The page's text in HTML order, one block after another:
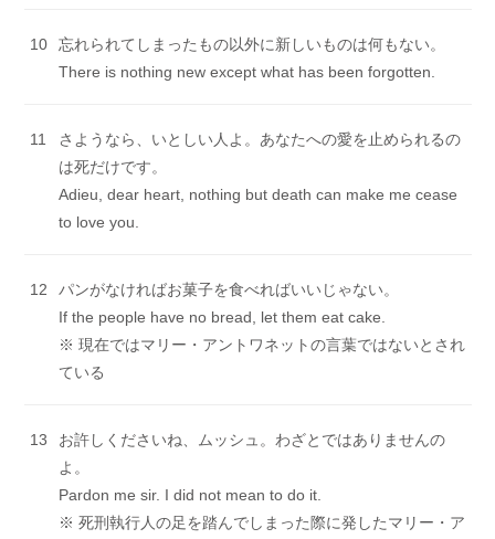
10
忘れられてしまったもの以外に新しいものは何もない。
There is nothing new except what has been forgotten.
11
さようなら、いとしい人よ。あなたへの愛を止められるの
は死だけです。
Adieu, dear heart, nothing but death can make me cease
to love you.
12
パンがなければお菓子を食べればいいじゃない。
If the people have no bread, let them eat cake.
※ 現在ではマリー・アントワネットの言葉ではないとされ
ている
13
お許しくださいね、ムッシュ。わざとではありませんの
よ。
Pardon me sir. I did not mean to do it.
※ 死刑執行人の足を踏んでしまった際に発したマリー・ア